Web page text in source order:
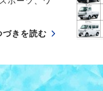
づきを読む